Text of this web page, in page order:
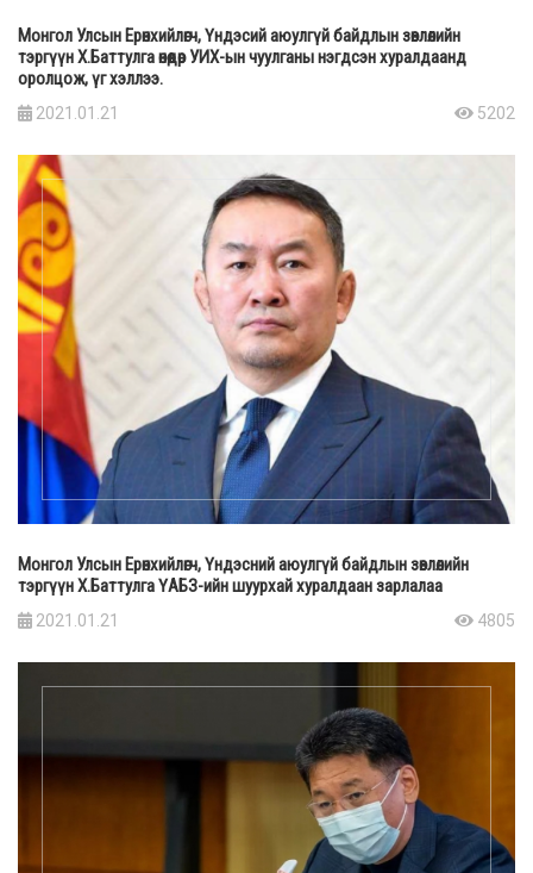
Монгол Улсын Ерөнхийлөгч, Үндэсий аюулгүй байдлын зөвлөлийн
тэргүүн Х.Баттулга өнөөдөр УИХ-ын чуулганы нэгдсэн хуралдаанд
оролцож, үг хэллээ.
2021.01.21 5202
Монгол Улсын Ерөнхийлөгч, Үндэсний аюулгүй байдлын зөвлөлийн
тэргүүн Х.Баттулга ҮАБЗ-ийн шуурхай хуралдаан зарлалаа
2021.01.21 4805